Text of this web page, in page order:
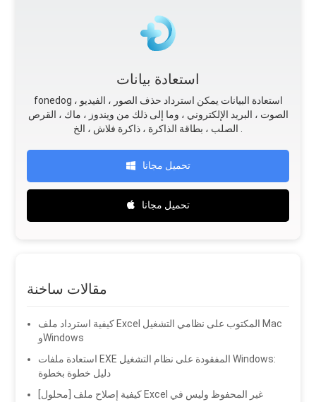
استعادة بيانات
fonedog استعادة البيانات يمكن استرداد حذف الصور ، الفيديو ،
الصوت ، البريد الإلكتروني ، وما إلى ذلك من ويندوز ، ماك ، القرص
تحميل مجانا
تحميل مجانا
مقالات ساخنة
كيفية استرداد ملف Excel المكتوب على نظامي التشغيل Mac
وWindows
استعادة ملفات EXE المفقودة على نظام التشغيل Windows:
دليل خطوة بخطوة